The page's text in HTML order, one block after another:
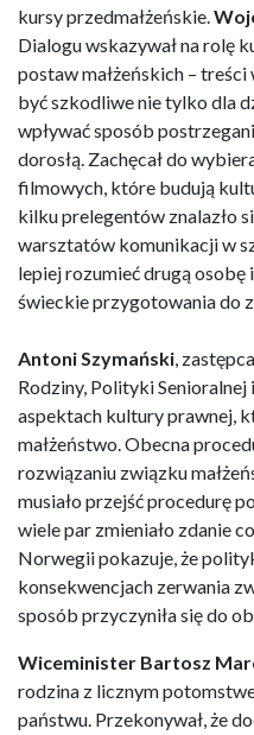
kursy przedmałżeńskie.
Dialogu wskazywał na rolę
postaw małżeńskich –
być szkodliwe nie tylko dla
wpływać sposób
dorosłą. Zachęcał do
filmowych, które budują
kilku prelegentów znalazło
warsztatów komunikacji w
lepiej rozumieć drugą osobę
świeckie przygotowania do
Antoni Szymański,
Rodziny, Polityki Senioralnej
aspektach kultury prawnej,
małżeństwo. Obecna
rozwiązaniu związku
musiało przejść procedurę
wiele par zmieniało zdanie
Norwegii pokazuje, że
konsekwencjach zerwania
sposób przyczyniła się do
Wiceminister Bartosz
rodzina z licznym
państwu. Przekonywał, że